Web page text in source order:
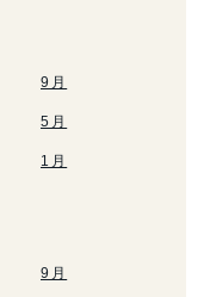
9月
5月
1月
9月